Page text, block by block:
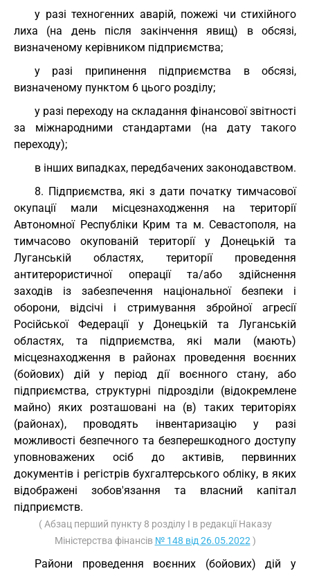
у разі техногенних аварій, пожежі чи стихійного
лиха (на день після закінчення явищ) в обсязі,
визначеному керівником підприємства;
у разі припинення підприємства в обсязі,
визначеному пунктом 6 цього розділу;
у разі переходу на складання фінансової звітності
за міжнародними стандартами (на дату такого
переходу);
в інших випадках, передбачених законодавством.
8. Підприємства, які з дати початку тимчасової
окупації мали місцезнаходження на території
Автономної Республіки Крим та м. Севастополя, на
тимчасово окупованій території у Донецькій та
Луганській областях, території проведення
антитерористичної операції та/або здійснення
заходів із забезпечення національної безпеки і
оборони, відсічі і стримування збройної агресії
Російської Федерації у Донецькій та Луганській
областях, та підприємства, які мали (мають)
місцезнаходження в районах проведення воєнних
(бойових) дій у період дії воєнного стану, або
підприємства, структурні підрозділи (відокремлене
майно) яких розташовані на (в) таких територіях
(районах), проводять інвентаризацію у разі
можливості безпечного та безперешкодного доступу
уповноважених осіб до активів, первинних
документів і регістрів бухгалтерського обліку, в яких
відображені зобов'язання та власний капітал
підприємств.
( Абзац перший пункту 8 розділу I в редакції Наказу
Міністерства фінансів № 148 від 26.05.2022 )
Райони проведення воєнних (бойових) дій у